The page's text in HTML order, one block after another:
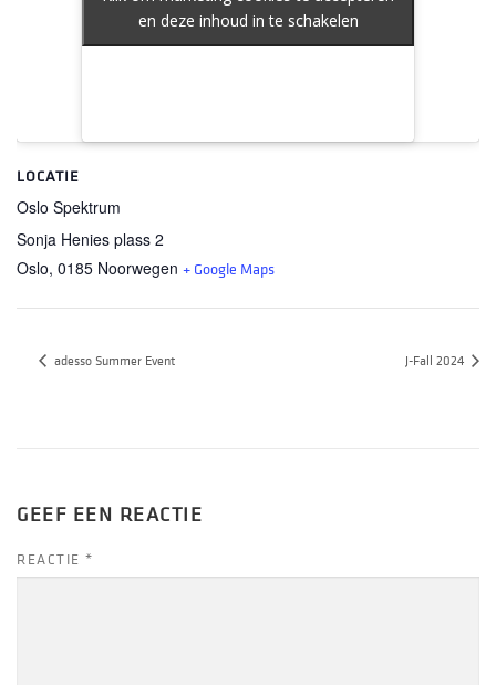
LOCATIE
Oslo Spektrum
Sonja Henies plass 2
Oslo, 0185 Noorwegen + Google Maps
en deze inhoud in te schakelen
en deze inhoud in te schakelen
adesso Summer Event J-Fall 2024
GEEF EEN REACTIE
REACTIE *